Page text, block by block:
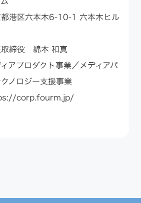
区六本木6-10-1 六本木ヒル
締役 綿本 和真
アプロダクト事業／メディアパ
ノロジー支援事業
corp.fourm.jp/